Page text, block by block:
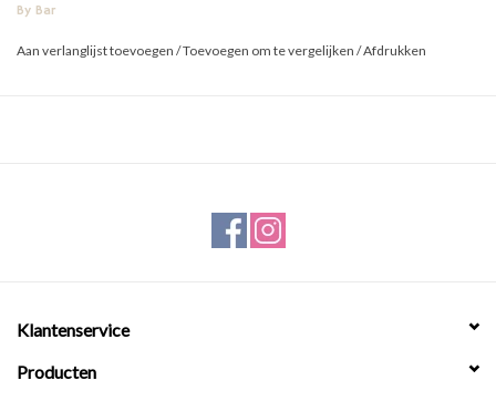
By Bar
Aan verlanglijst toevoegen /Toevoegen om te vergelijken /Afdrukken
Klantenservice
Producten